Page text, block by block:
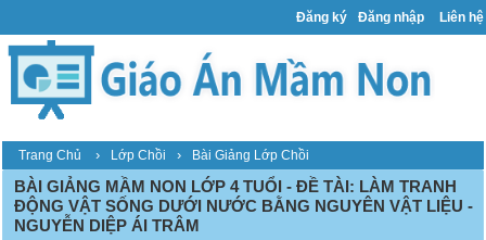
Đăng ký Đăng nhập Liên hệ
Trang Chủ › Lớp Chồi › Bài Giảng Lớp Chồi
BÀI GIẢNG MẦM NON LỚP 4 TUỔI - ĐỀ TÀI: LÀM TRANH
ĐỘNG VẬT SỐNG DƯỚI NƯỚC BẰNG NGUYÊN VẬT LIỆU -
NGUYỄN DIỆP ÁI TRÂM